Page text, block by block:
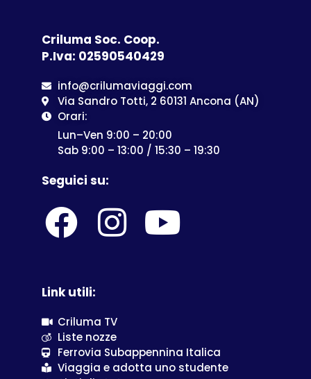
Criluma Soc. Coop.
P.Iva: 02590540429
info@crilumaviaggi.com
Via Sandro Totti, 2 60131 Ancona (AN)
Orari:
Lun–Ven 9:00 – 20:00
Sab 9:00 – 13:00 / 15:30 – 19:30
Seguici su:
Link utili:
Criluma TV
Liste nozze
Ferrovia Subappennina Italica
Viaggia e adotta uno studente